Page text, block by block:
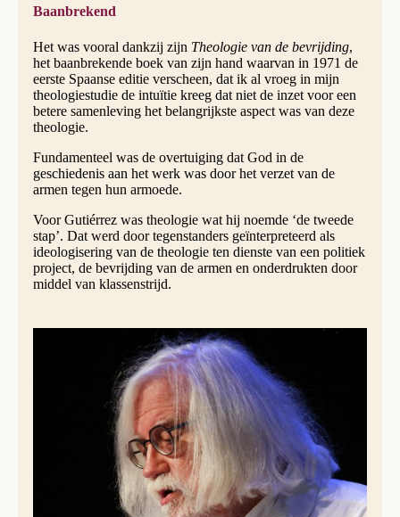
Baanbrekend
Het was vooral dankzij zijn Theologie van de bevrijding,
het baanbrekende boek van zijn hand waarvan in 1971 de
eerste Spaanse editie verscheen, dat ik al vroeg in mijn
theologiestudie de intuïtie kreeg dat niet de inzet voor een
betere samenleving het belangrijkste aspect was van deze
theologie.
Fundamenteel was de overtuiging dat God in de
geschiedenis aan het werk was door het verzet van de
armen tegen hun armoede.
Voor Gutiérrez was theologie wat hij noemde ‘de tweede
stap’. Dat werd door tegenstanders geïnterpreteerd als
ideologisering van de theologie ten dienste van een politiek
project, de bevrijding van de armen en onderdrukten door
middel van klassenstrijd.